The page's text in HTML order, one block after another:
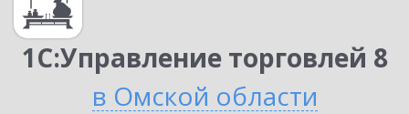
1С:Управление торговлей 8
в Омской области